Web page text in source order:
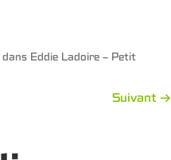
dans Eddie Ladoire – Petit
Suivant →